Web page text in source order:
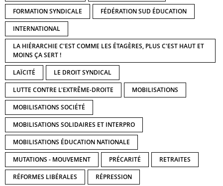
FORMATION SYNDICALE FÉDÉRATION SUD ÉDUCATION
INTERNATIONAL
LA HIÉRARCHIE C'EST COMME LES ÉTAGÈRES, PLUS C'EST HAUT ET
MOINS ÇA SERT !
LAÏCITÉ LE DROIT SYNDICAL
LUTTE CONTRE L'EXTRÊME-DROITE MOBILISATIONS
MOBILISATIONS SOCIÉTÉ
MOBILISATIONS SOLIDAIRES ET INTERPRO
MOBILISATIONS ÉDUCATION NATIONALE
MUTATIONS - MOUVEMENT PRÉCARITÉ RETRAITES
RÉFORMES LIBÉRALES RÉPRESSION